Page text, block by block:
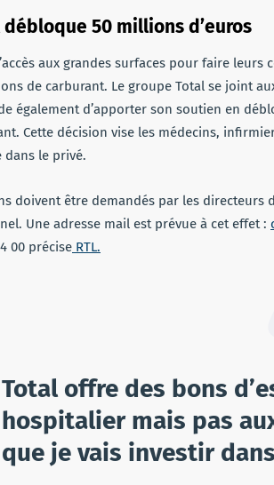
50 millions d’euros
aux grandes surfaces pour faire
de carburant. Le groupe Total se joint
également d’apporter son soutien en
Cette décision vise les médecins,
dans le privé.
doivent être demandés par les directeurs
Une adresse mail est prévue à cet effet :
00 précise RTL.
Total offre des bons
hospitalier mais pas
que je vais investir